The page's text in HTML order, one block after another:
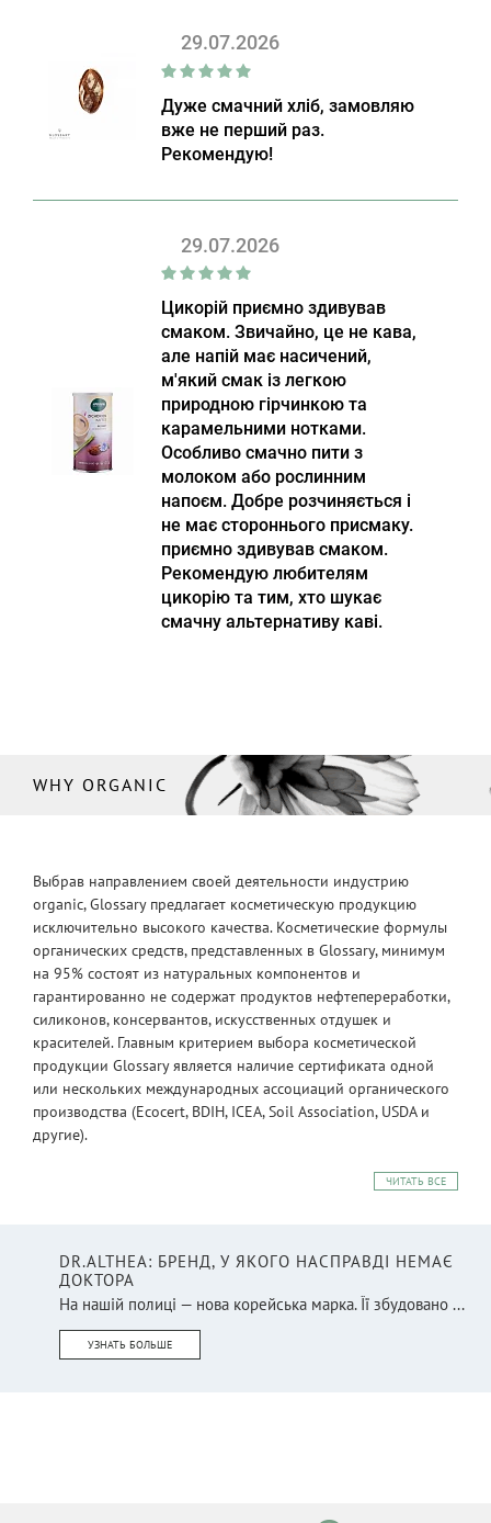
29.07.2026
Дуже смачний хліб, замовляю
вже не перший раз.
Рекомендую!
29.07.2026
Цикорій приємно здивував
смаком. Звичайно, це не кава,
але напій має насичений,
м'який смак із легкою
природною гірчинкою та
карамельними нотками.
Особливо смачно пити з
молоком або рослинним
напоєм. Добре розчиняється і
не має стороннього присмаку.
приємно здивував смаком.
Рекомендую любителям
цикорію та тим, хто шукає
смачну альтернативу каві.
WHY ORGANIC
Выбрав направлением своей деятельности индустрию
organic, Glossary предлагает косметическую продукцию
исключительно высокого качества. Косметические формулы
органических средств, представленных в Glossary, минимум
на 95% состоят из натуральных компонентов и
гарантированно не содержат продуктов нефтепереработки,
силиконов, консервантов, искусственных отдушек и
красителей. Главным критерием выбора косметической
продукции Glossary является наличие сертификата одной
или нескольких международных ассоциаций органического
производства (Ecocert, BDIH, ICEA, Soil Association, USDA и
другие).
ЧИТАТЬ ВСЕ
DR.ALTHEA: БРЕНД, У ЯКОГО НАСПРАВДІ НЕМАЄ
ДОКТОРА
На нашій полиці — нова корейська марка. Її збудовано ...
УЗНАТЬ БОЛЬШЕ